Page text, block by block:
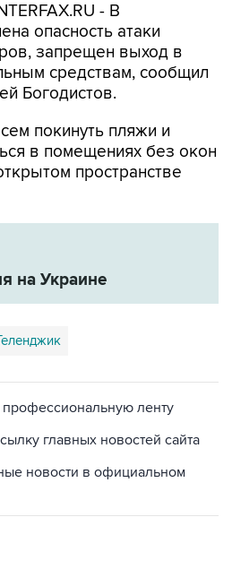
- В
опасность атаки
запрещен выход в
средствам, сообщил
Богодистов.
покинуть пляжи и
в помещениях без окон
пространстве
на Украине
профессиональную ленту
главных новостей сайта
новости в официальном